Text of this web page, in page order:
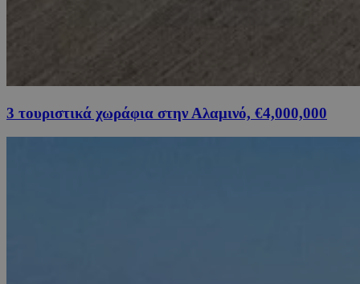
3 τουριστικά χωράφια στην Αλαμινό, €4,000,000